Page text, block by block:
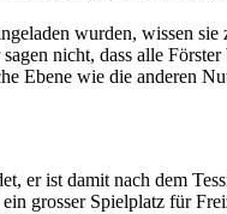
wurden, wissen sie
nicht, dass alle
Ebene wie die anderen
er ist damit nach dem
grosser Spielplatz für